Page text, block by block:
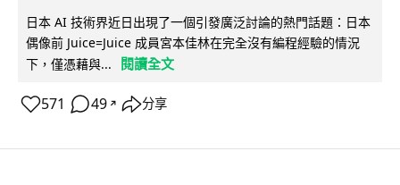
日本 AI 技術界近日出現了一個引發廣泛討論的熱門話題：日本
偶像前 Juice=Juice 成員宮本佳林在完全沒有編程經驗的情況
下，僅憑藉與...
閱讀全文
571 49 ↗ 分享